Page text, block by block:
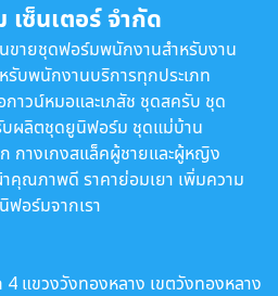
ซ็นเตอร์ จำกัด
ายชุดฟอร์มพนักงานสำหรับงาน
บพนักงานบริการทุกประเภท
าวน์หมอและเภสัช ชุดสครับ ชุด
บผลิตชุดยูนิฟอร์ม ชุดแม่บ้าน
ก กางเกงสแล็คผู้ชายและผู้หญิง
คุณภาพดี ราคาย่อมเยา เพิ่มความ
อร์มจากเรา
แขวงวังทองหลาง เขตวังทองหลาง